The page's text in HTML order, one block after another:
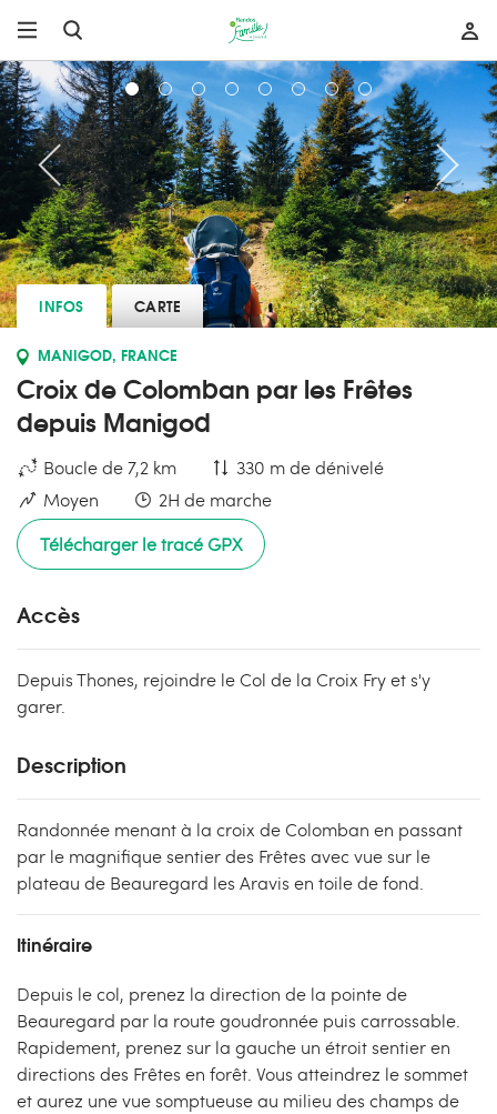
INFOS CARTE
MANIGOD, FRANCE
Croix de Colomban par les Frêtes
depuis Manigod
Boucle de 7,2 km
330 m de dénivelé
Moyen
2H de marche
Télécharger le tracé GPX
Accès
Depuis Thones, rejoindre le Col de la Croix Fry et s'y
garer.
Description
Randonnée menant à la croix de Colomban en passant
par le magnifique sentier des Frêtes avec vue sur le
plateau de Beauregard les Aravis en toile de fond.
Itinéraire
Depuis le col, prenez la direction de la pointe de
Beauregard par la route goudronnée puis carrossable.
Rapidement, prenez sur la gauche un étroit sentier en
directions des Frêtes en forêt. Vous atteindrez le sommet
et aurez une vue somptueuse au milieu des champs de